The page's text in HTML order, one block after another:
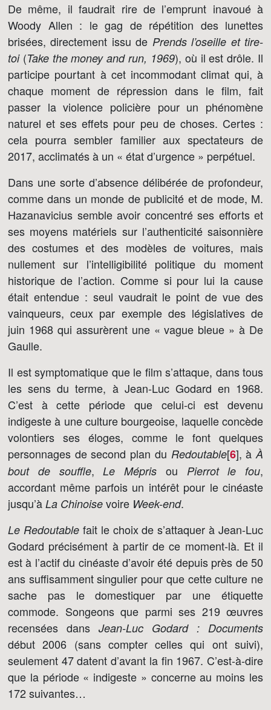
De même, il faudrait rire de l’emprunt inavoué à
Woody Allen : le gag de répétition des lunettes
brisées, directement issu de Prends l’oseille et tire-
toi(Take the money and run, 1969), où il est drôle. Il
participe pourtant à cet incommodant climat qui, à
chaque moment de répression dans le film, fait
passer la violence policière pour un phénomène
naturel et ses effets pour peu de choses. Certes :
cela pourra sembler familier aux spectateurs de
2017, acclimatés à un « état d’urgence » perpétuel.
Dans une sorte d’absence délibérée de profondeur,
comme dans un monde de publicité et de mode, M.
Hazanavicius semble avoir concentré ses efforts et
ses moyens matériels sur l’authenticité saisonnière
des costumes et des modèles de voitures, mais
nullement sur l’intelligibilité politique du moment
historique de l’action. Comme si pour lui la cause
était entendue : seul vaudrait le point de vue des
vainqueurs, ceux par exemple des législatives de
juin 1968 qui assurèrent une « vague bleue » à De
Gaulle.
Il est symptomatique que le film s’attaque, dans tous
les sens du terme, à Jean-Luc Godard en 1968.
C’est à cette période que celui-ci est devenu
indigeste à une culture bourgeoise, laquelle concède
volontiers ses éloges, comme le font quelques
personnages de second plan du Redoutable[6], àÀ
bout de souffle,Le Mépris ou Pierrot le fou,
accordant même parfois un intérêt pour le cinéaste
jusqu’à La Chinoise voire Week-end.
Le Redoutablefait le choix de s’attaquer à Jean-Luc
Godard précisément à partir de ce moment-là. Et il
est à l’actif du cinéaste d’avoir été depuis près de 50
ans suffisamment singulier pour que cette culture ne
sache pas le domestiquer par une étiquette
commode. Songeons que parmi ses 219 œuvres
recensées dans Jean-Luc Godard : Documents
début 2006 (sans compter celles qui ont suivi),
seulement 47 datent d’avant la fin 1967. C’est-à-dire
que la période « indigeste » concerne au moins les
172 suivantes…